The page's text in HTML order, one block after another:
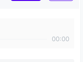
00:00